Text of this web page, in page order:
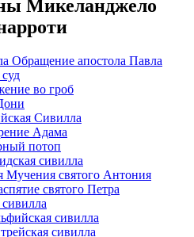
Микеланджело
Обращение апостола Павла
во гроб
Сивилла
Адама
потоп
сивилла
Мучения святого Антония
святого Петра
сивилла
сивилла